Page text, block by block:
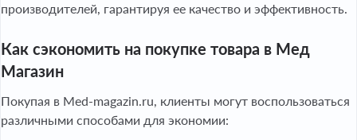
производителей, гарантируя ее качество и эффективность.
Как сэкономить на покупке товара в Мед
Магазин
Покупая в Med-magazin.ru, клиенты могут воспользоваться
различными способами для экономии: